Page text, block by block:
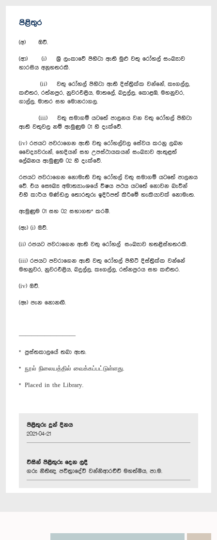
පිළිතුර
(අ) ඔව්.
(ආ) (i) ශ්‍රී ලංකාවේ පිහිටා ඇති මුළු වතු රෝහල් සංඛ්‍යාව
හාරසිය අනූහතරකි.
(ii) වතු රෝහල් පිහිටා ඇති දිස්ත්‍රික්ක වන්නේ, කෑගල්ල,
කළුතර, රත්නපුර, නුවරඑළිය, මාතලේ, බදුල්ල, කොළඹ, මහනුවර,
ගාල්ල, මාතර සහ මොනරාගල.
(iii) වතු සමාගම් යටතේ පාලනය වන ‍වතු රෝහල් පිහිටා
ඇති වතුවල නම් ඇමුණුම 01 හි දැක්වේ.
(iv) රජයට පවරාගෙන ඇති වතු රෝහල්වල සේවය කරනු ලබන
වෛද්‍යවරුන්, හෙදියන් සහ උපස්ථායකයන් සංඛ්‍යාව ඇතුළත්
ලේඛනය ඇමුණුම 02 හි දැක්වේ.
රජයට පවරාගෙන නොමැති වතු රෝහල් වතු සමාගම් යටතේ පාලනය
වේ. එය සෞඛ්‍ය අමාත්‍යාංශයේ විෂය පථය යටතේ නොවන බැවින්
එහි කාර්ය මණ්ඩල තොරතුරු ඉදිරිපත් කිරීමේ හැකියාවක් නොමැත.
ඇමුණුම 01 සහ 02 සභාගත* කරමි.
(ඇ) (i) ඔව්.
(ii) රජයට පවරාගෙන ඇති වතු රෝහල් සංඛ්‍යාව හතළිස්හතරකි.
(iii) රජයට පවරාගෙන ඇති වතු රෝහල් පිහිටි දිස්ත්‍රික්ක වන්නේ
මහනුවර, නුවරඑළිය, බදුල්ල, කෑගල්ල, රත්නපුරය සහ කළුතර.
(iv) ඔව්.
(ඈ) පැන නොනඟී.
—————————
* පුස්තකාලයේ තබා ඇත.
* நூல் நிலையத்தில் வைக்கப்பட்டுள்ளது.
* Placed in the Library.
පිළිතුරු දුන් දිනය
2021-04-21
විසින් පිළිතුරු දෙන ලදී
ගරු නීතිඥ පවිත්‍රාදේවී වන්නිආරච්චි මහත්මිය, පා.ම.